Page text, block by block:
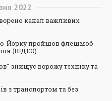
2022
канал важливих
Йорку пройшов флешмоб
(ВІДЕО)
знищує ворожу техніку та
з транспортом та без